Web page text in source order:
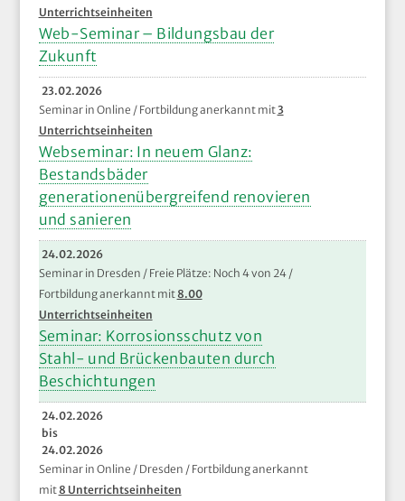
Unterrichtseinheiten
Web-Seminar – Bildungsbau der
Zukunft
23.02.2026
Seminar in Online / Fortbildung anerkannt mit3
Unterrichtseinheiten
Webseminar: In neuem Glanz:
Bestandsbäder
generationenübergreifend renovieren
und sanieren
24.02.2026
Seminar in Dresden / Freie Plätze: Noch 4 von 24 /
Fortbildung anerkannt mit 8.00
Unterrichtseinheiten
Seminar: Korrosionsschutz von
Stahl- und Brückenbauten durch
Beschichtungen
24.02.2026
bis
24.02.2026
Seminar in Online / Dresden / Fortbildung anerkannt
mit8 Unterrichtseinheiten